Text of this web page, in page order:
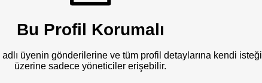
Bu Profil Korumalı
adlı üyenin gönderilerine ve tüm profil detaylarına kendi isteği
üzerine sadece yöneticiler erişebilir.